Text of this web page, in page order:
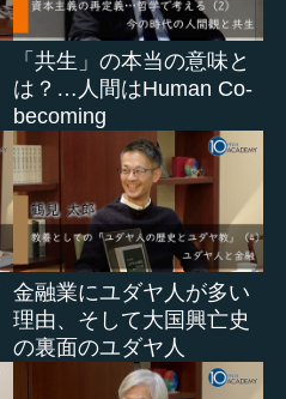
「共生」の本当の意味と
は？…人間はHuman Co-
becoming
金融業にユダヤ人が多い
理由、そして大国興亡史
の裏面のユダヤ人